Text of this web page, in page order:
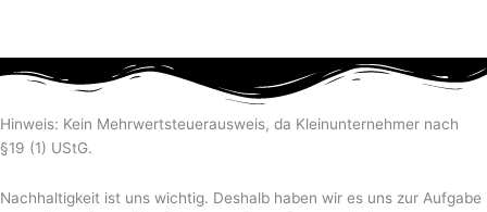
Hinweis: Kein Mehrwertsteuerausweis, da Kleinunternehmer nach
§19 (1) UStG.
Nachhaltigkeit ist uns wichtig. Deshalb haben wir es uns zur Aufgabe